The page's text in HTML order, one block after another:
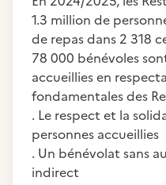
1.3 million de
de repas dans 2 318
78 000 bénévoles
accueillies en
fondamentales des
. Le respect et la
personnes accueillies
. Un bénévolat sans
indirect